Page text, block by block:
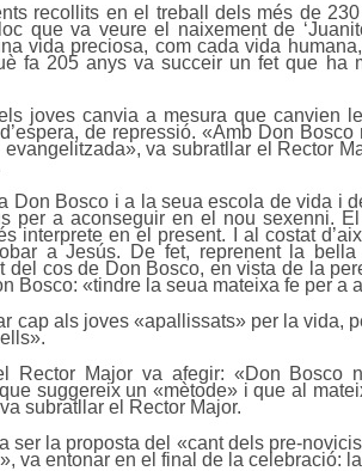
recollits en el treball dels més de
que va veure el naixement de
vida preciosa, com cada vida
fa 205 anys va succeir un fet que
joves canvia a mesura que canvien
d’espera, de repressió. «Amb Don
va subratllar el Rector
Don Bosco i a la seua escola de vida i
per a aconseguir en el nou sexenni.
interprete en el present. I al costat
a Jesús. De fet, reprenent la
del cos de Don Bosco, en vista de la
Bosco: «tindre la seua mateixa fe per
cap als joves «apallissats» per la
Rector Major va afegir: «Don
suggereix un «mètode» i que al
subratllar el Rector Major.
ser la proposta del «cant dels pre-
va entonar en el final de la celebració: